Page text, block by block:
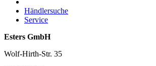
Händlersuche
Service
Esters GmbH
Wolf-Hirth-Str. 35